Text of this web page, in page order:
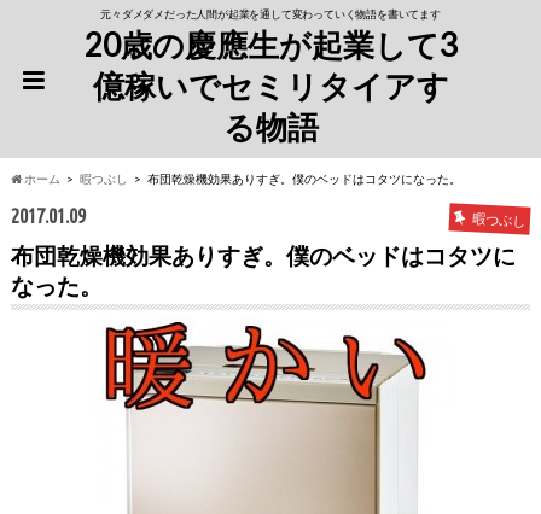
元々ダメダメだった人間が起業を通して変わっていく物語を書いてます
20歳の慶應生が起業して3
億稼いでセミリタイアす
る物語
ホーム 暇つぶし 布団乾燥機効果ありすぎ。僕のベッドはコタツになった。
2017.01.09 暇つぶし
布団乾燥機効果ありすぎ。僕のベッドはコタツに
なった。